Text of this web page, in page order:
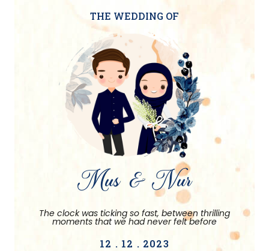
THE WEDDING OF
Mus & Nur
The clock was ticking so fast, between thrilling
moments that we had never felt before
12 . 12 . 2023